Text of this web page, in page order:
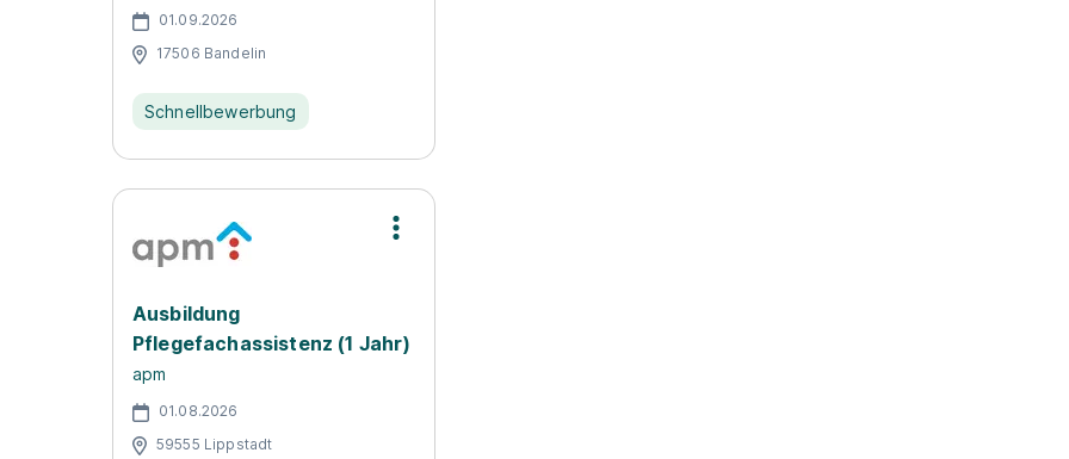
01.09.2026
17506 Bandelin
Schnellbewerbung
Ausbildung
Pflegefachassistenz (1 Jahr)
apm
01.08.2026
59555 Lippstadt